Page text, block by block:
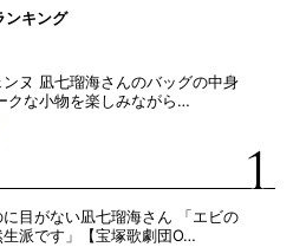
ンキング
ヌ 凪七瑠海さんのバッグの中身
クな小物を楽しみながら…
目がない凪七瑠海さん 「エビの
生派です」【宝塚歌劇団O…